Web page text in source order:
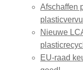
Afschaffen
Nieuwe
EU-raad